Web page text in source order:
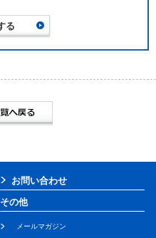
お問い合わせ
その他
メールマガジン